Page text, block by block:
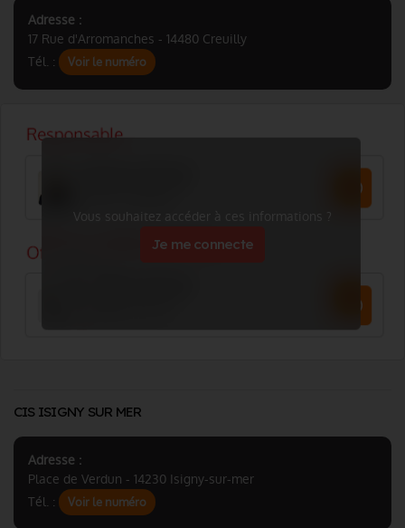
Adresse :
17 Rue d'Arromanches - 14480 Creuilly
Tél. :
Voir le numéro
Vous souhaitez accéder à ces informations ?
Je me connecte
CIS ISIGNY SUR MER
Adresse :
Place de Verdun - 14230 Isigny-sur-mer
Tél. :
Voir le numéro